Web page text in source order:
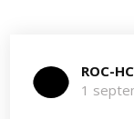
ROC-HC
1